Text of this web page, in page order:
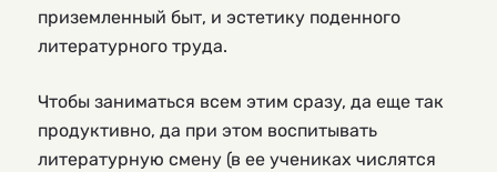
приземленный быт, и эстетику поденного
литературного труда.
Чтобы заниматься всем этим сразу, да еще так
продуктивно, да при этом воспитывать
литературную смену (в ее учениках числятся